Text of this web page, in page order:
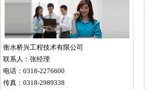
衡水桥兴工程技术有限公司
联系人：张经理
电话：0318-2276600
传真：0318-2989338